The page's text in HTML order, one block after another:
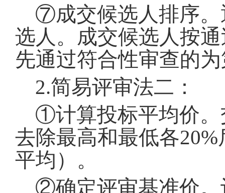
⑦成交候选人排序。
选人 。 成交候选人按
先通过符合性审查的
2.简易评审法二：
①计算投标平均价。
去除最高和最低各
平均） 。
②确定评审基准价。